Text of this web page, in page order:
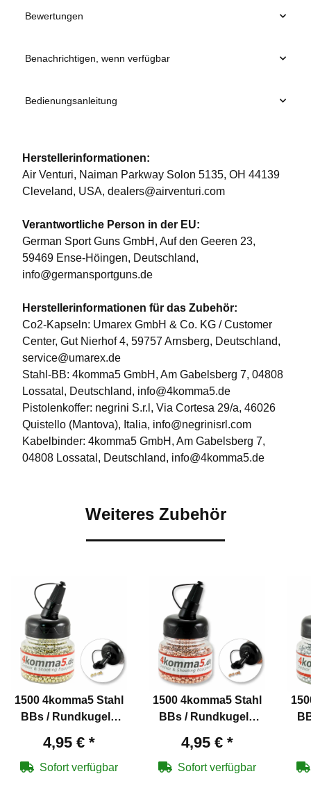
Bewertungen
Benachrichtigen, wenn verfügbar
Bedienungsanleitung
Herstellerinformationen:
Air Venturi, Naiman Parkway Solon 5135, OH 44139
Cleveland, USA, dealers@airventuri.com
Verantwortliche Person in der EU:
German Sport Guns GmbH, Auf den Geeren 23,
59469 Ense-Höingen, Deutschland,
info@germansportguns.de
Herstellerinformationen für das Zubehör:
Co2-Kapseln: Umarex GmbH & Co. KG / Customer
Center, Gut Nierhof 4, 59757 Arnsberg, Deutschland,
service@umarex.de
Stahl-BB: 4komma5 GmbH, Am Gabelsberg 7, 04808
Lossatal, Deutschland, info@4komma5.de
Pistolenkoffer: negrini S.r.l, Via Cortesa 29/a, 46026
Quistello (Mantova), Italia, info@negrinisrl.com
Kabelbinder: 4komma5 GmbH, Am Gabelsberg 7,
04808 Lossatal, Deutschland, info@4komma5.de
Weiteres Zubehör
1500 4komma5 Stahl
BBs / Rundkugeln
Messing überzogen
für Co2-Waffen
4,95 € *
Sofort verfügbar
1500 4komma5 Stahl
BBs / Rundkugeln
verkupfert für Co2-
Waffen
4,95 € *
Sofort verfügbar